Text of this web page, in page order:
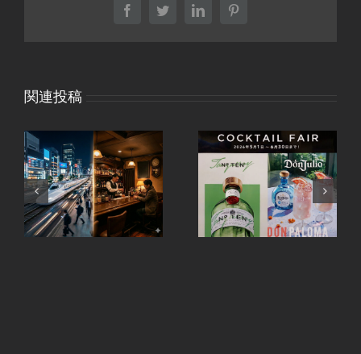
FacebookTwitterLinkedInPinterest
関連投稿
タンカレーNo.10とド
ンフリオのカクテルフ
ェア開催中 – 全店にて